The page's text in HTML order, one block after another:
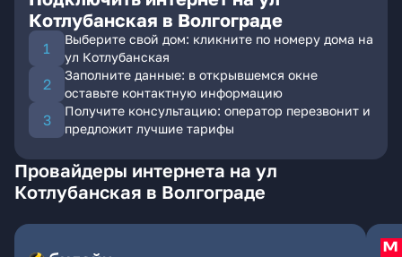
Котлубанская в Волгограде
Выберите свой дом: кликните по номеру дома на
ул Котлубанская
Заполните данные: в открывшемся окне
оставьте контактную информацию
Получите консультацию: оператор перезвонит и
предложит лучшие тарифы
Провайдеры интернета на ул
Котлубанская в Волгограде